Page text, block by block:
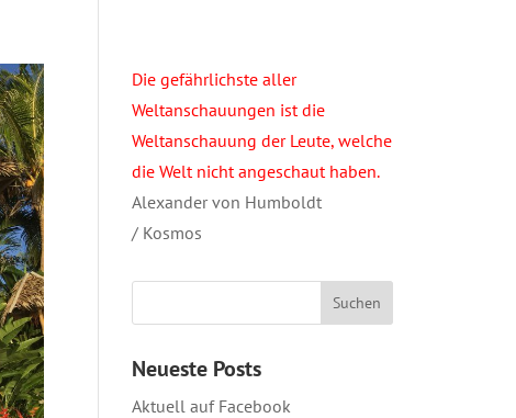
Die gefährlichste aller
Weltanschauungen ist die
Weltanschauung der Leute, welche
die Welt nicht angeschaut haben.
Alexander von Humboldt
/ Kosmos
Neueste Posts
Aktuell auf Facebook